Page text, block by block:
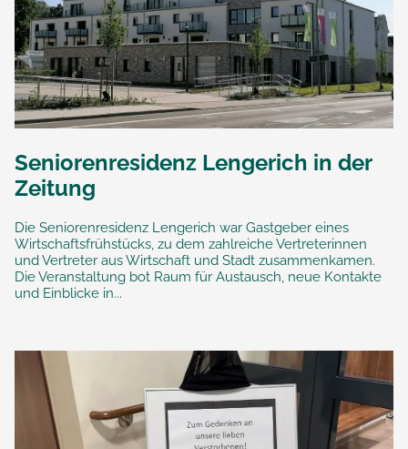
Seniorenresidenz Lengerich in der
Zeitung
Die Seniorenresidenz Lengerich war Gastgeber eines
Wirtschaftsfrühstücks, zu dem zahlreiche Vertreterinnen
und Vertreter aus Wirtschaft und Stadt zusammenkamen.
Die Veranstaltung bot Raum für Austausch, neue Kontakte
und Einblicke in...